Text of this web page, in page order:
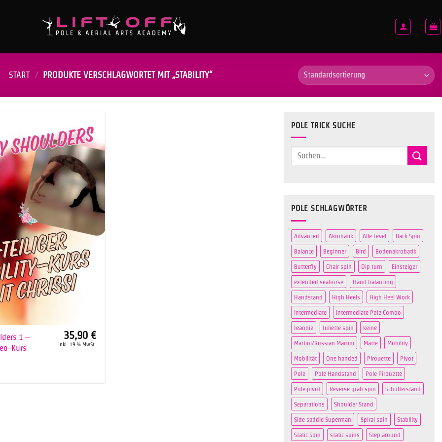
START / PRODUKTE VERSCHLAGWORTET MIT „STABILITY“
1 –
Kurs
35,90 €
inkl. 19 % MwSt.
POLE TRICK SUCHE
Suchen
POLE SCHLAGWÖRTER
Advanced Akrobatik Alle Level Back Spin
Balance Beginner Bird Bodenakrobatik
Butterfly Chair spin Dip turn Einsteiger
extended seahorse Hand balancing
Handstand High Heels High Heel Work
Intermediate Intermediate Pole Combo
Jeannie Juliette spin keine
Martini/Russian Martini Matte Mobility
Mobilität One handed Pirouette Pivot
Pole Pole Handstand Pole Pirouette
Pole pivot Reverse grab spin Schulterstand
Separations Shoulder Stand
Side saddle Superman Spiral spin Stability
Static Spin static spins Step around